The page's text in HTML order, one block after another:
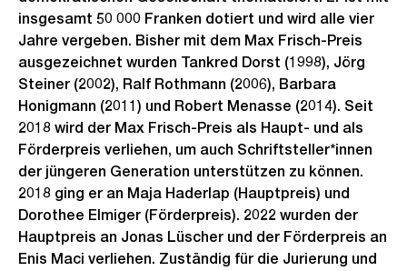
insgesamt 50 000 Franken dotiert und wird alle vier
Jahre vergeben. Bisher mit dem Max Frisch-Preis
ausgezeichnet wurden Tankred Dorst (1998), Jörg
Steiner (2002), Ralf Rothmann (2006), Barbara
Honigmann (2011) und Robert Menasse (2014). Seit
2018 wird der Max Frisch-Preis als Haupt- und als
Förderpreis verliehen, um auch Schriftsteller*innen
der jüngeren Generation unterstützen zu können.
2018 ging er an Maja Haderlap (Hauptpreis) und
Dorothee Elmiger (Förderpreis). 2022 wurden der
Hauptpreis an Jonas Lüscher und der Förderpreis an
Enis Maci verliehen. Zuständig für die Jurierung und